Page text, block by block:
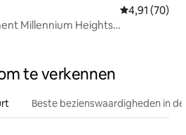
Gemiddelde
4,91 (70)
Millennium Heights
te verkennen
Beste bezienswaardigheden in